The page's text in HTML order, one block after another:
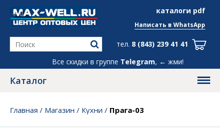
каталоги pdf
info@max-well.ru
Все скидки в группеTelegram, ← жми!
Написать в WhatsApp
тел. 8 (843) 239 41 41
Каталог
Главная / Магазин / Кухни / Прага-03